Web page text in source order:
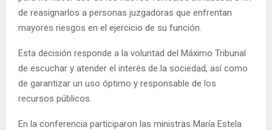
de reasignarlos a personas juzgadoras que enfrentan
mayores riesgos en el ejercicio de su función.
Esta decisión responde a la voluntad del Máximo Tribunal
de escuchar y atender el interés de la sociedad, así como
de garantizar un uso óptimo y responsable de los
recursos públicos.
En la conferencia participaron las ministras María Estela